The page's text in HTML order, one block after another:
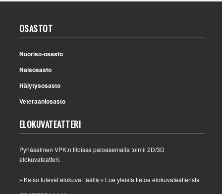
OSASTOT
Nuoriso-osasto
Naisosasto
Hälytysosasto
Veteraaniosasto
ELOKUVATEATTERI
Pyhäsalmen VPK:n tiloissa paloasemalla toimii 2D/3D
elokuvateatteri.
» Katso tulevat elokuvat täältä » Lue yleistä tietoa elokuvateatterista